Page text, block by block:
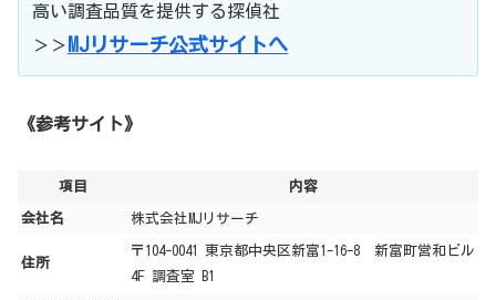
高い調査品質を提供する探偵社
＞＞ MJリサーチ公式サイトへ
《参考サイト》
項目 内容
会社名 株式会社MJリサーチ
住所
〒104-0041 東京都中央区新富1-16-8 新富町営和ビル
4F 調査室 B1